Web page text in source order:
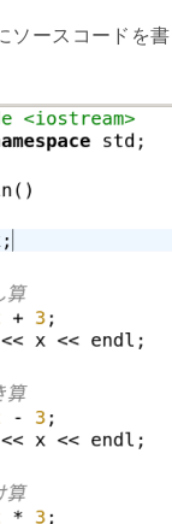
ソースコードを